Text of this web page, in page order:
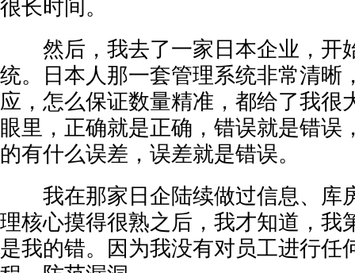
很长时间。
然后，我去了一家日本企业，开
统。日本人那一套管理系统非常清晰
应，怎么保证数量精准，都给了我很
眼里，正确就是正确，错误就是错误
的有什么误差，误差就是错误。
我在那家日企陆续做过信息、库
理核心摸得很熟之后，我才知道，我
是我的错。因为我没有对员工进行任